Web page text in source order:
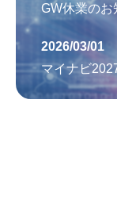
品
を
GW休業のお
2026/03/01
マイナビ